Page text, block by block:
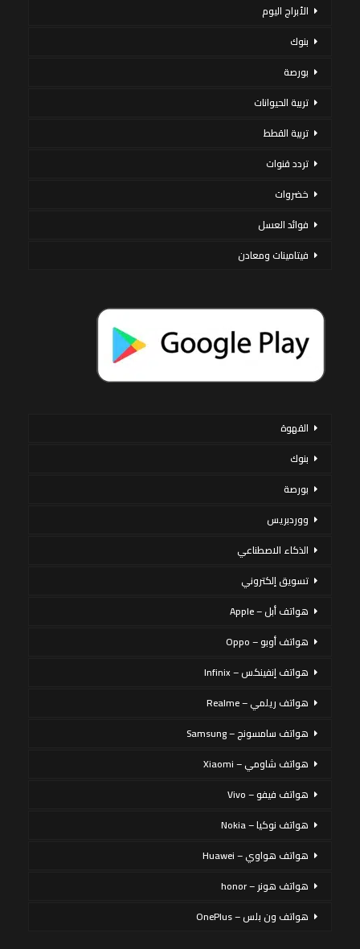
الأبراج اليوم
بنوك
بورصة
تربية الحيوانات
تربية القطط
تردد قنوات
خضروات
فوائد العسل
فيتامينات ومعادن
القهوة
بنوك
بورصة
ووردبريس
الذكاء الاصطناعي
تسويق إلكتروني
هواتف أبل – Apple
هواتف أوبو – Oppo
هواتف إنفينكس – Infinix
هواتف ريلمي – Realme
هواتف سامسونج – Samsung
هواتف شاومي – Xiaomi
هواتف فيفو – Vivo
هواتف نوكيا – Nokia
هواتف هواوي – Huawei
هواتف هونر – honor
هواتف ون بلس – OnePlus